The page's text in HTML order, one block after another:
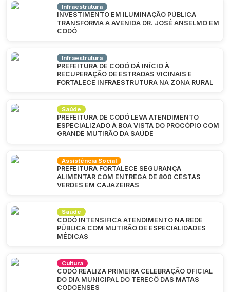
Infraestrutura
INVESTIMENTO EM ILUMINAÇÃO PÚBLICA
TRANSFORMA A AVENIDA DR. JOSÉ ANSELMO EM
CODÓ
Infraestrutura
PREFEITURA DE CODÓ DÁ INÍCIO À
RECUPERAÇÃO DE ESTRADAS VICINAIS E
FORTALECE INFRAESTRUTURA NA ZONA RURAL
Saúde
PREFEITURA DE CODÓ LEVA ATENDIMENTO
ESPECIALIZADO À BOA VISTA DO PROCÓPIO COM
GRANDE MUTIRÃO DA SAÚDE
Assistência Social
PREFEITURA FORTALECE SEGURANÇA
ALIMENTAR COM ENTREGA DE 800 CESTAS
VERDES EM CAJAZEIRAS
Saúde
CODÓ INTENSIFICA ATENDIMENTO NA REDE
PÚBLICA COM MUTIRÃO DE ESPECIALIDADES
MÉDICAS
Cultura
CODÓ REALIZA PRIMEIRA CELEBRAÇÃO OFICIAL
DO DIA MUNICIPAL DO TERECÔ DAS MATAS
CODOENSES